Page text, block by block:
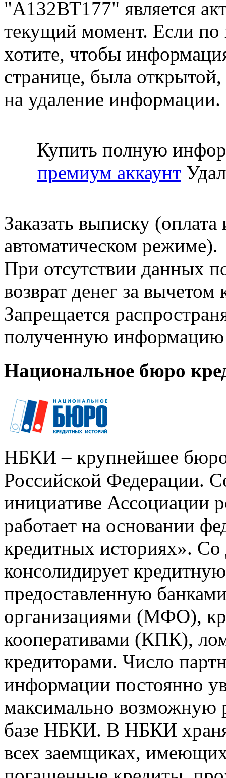
"А132ВТ177" является
текущий момент. Если
хотите, чтобы
странице, была открытой,
на удаление информации.
Купить полную
премиум аккаунт
Заказать выписку
автоматическом режиме).
При отсутствии данных
возврат денег за
Запрещается
полученную информацию
Национальное бюро
НБКИ – крупнейшее
Российской Федерации.
инициативе Ассоциации
работает на основании
кредитных историях».
консолидирует
предоставленную
организациями (МФО),
кооперативами (КПК),
кредиторами. Число
информации постоянно
максимально возможную
базе НБКИ. В НБКИ
всех заемщиках,